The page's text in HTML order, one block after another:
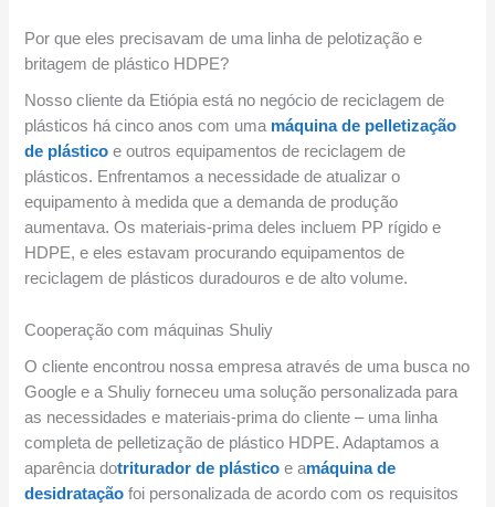
Por que eles precisavam de uma linha de pelotização e
britagem de plástico HDPE?
Nosso cliente da Etiópia está no negócio de reciclagem de
plásticos há cinco anos com uma máquina de pelletização
de plástico e outros equipamentos de reciclagem de
plásticos. Enfrentamos a necessidade de atualizar o
equipamento à medida que a demanda de produção
aumentava. Os materiais-prima deles incluem PP rígido e
HDPE, e eles estavam procurando equipamentos de
reciclagem de plásticos duradouros e de alto volume.
Cooperação com máquinas Shuliy
O cliente encontrou nossa empresa através de uma busca no
Google e a Shuliy forneceu uma solução personalizada para
as necessidades e materiais-prima do cliente – uma linha
completa de pelletização de plástico HDPE. Adaptamos a
aparência dotriturador de plástico e amáquina de
desidratação foi personalizada de acordo com os requisitos